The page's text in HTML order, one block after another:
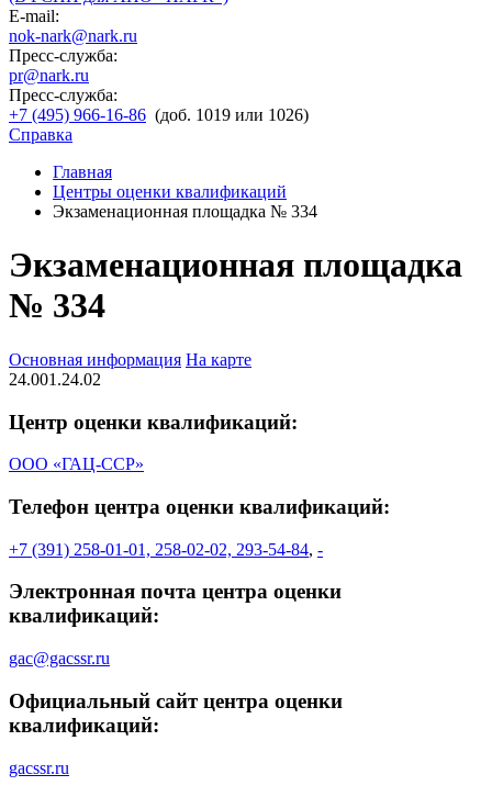
E-mail:
nok-nark@nark.ru
Пресс-служба:
pr@nark.ru
Пресс-служба:
+7 (495) 966-16-86 (доб. 1019 или 1026)
Справка
Главная
Центры оценки квалификаций
Экзаменационная площадка № 334
Экзаменационная площадка
№ 334
Основная информация На карте
24.001.24.02
Центр оценки квалификаций:
ООО «ГАЦ-ССР»
Телефон центра оценки квалификаций:
+7 (391) 258-01-01, 258-02-02, 293-54-84, -
Электронная почта центра оценки
квалификаций:
gac@gacssr.ru
Официальный сайт центра оценки
квалификаций:
gacssr.ru